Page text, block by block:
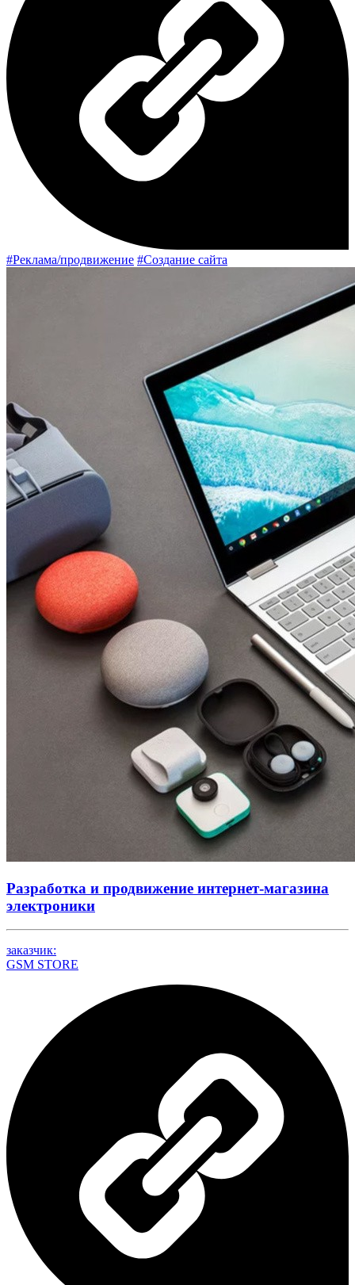
#Реклама/продвижение #Создание сайта
Разработка и продвижение интернет-магазина
электроники
заказчик:
GSM STORE